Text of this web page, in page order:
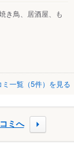
き鳥、居酒屋、も
一覧（5件）を見る
ミへ